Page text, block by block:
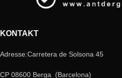
KONTAKT
Adresse:Carretera de Solsona 45
CP 08600 Berga (Barcelona)